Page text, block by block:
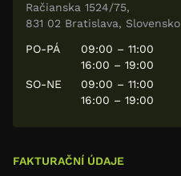
FAKTURAČNÍ ÚDAJE
Račianska 1524/75,
831 02 Bratislava, Slovensko
PO-PÁ
09:00 – 11:00
16:00 – 19:00
SO-NE
09:00 – 11:00
16:00 – 19:00